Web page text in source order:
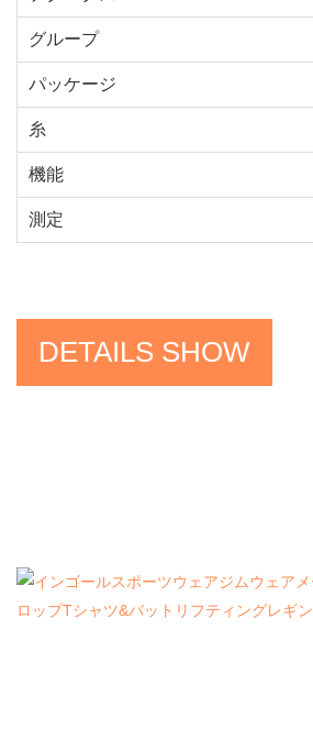
グループ
パッケージ
糸
機能
測定
DETAILS SHOW